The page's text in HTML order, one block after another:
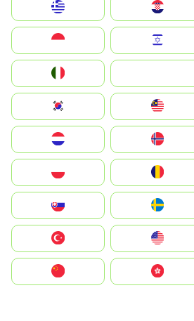
Magyarország
South Korea
United States
中國香港特別行政區